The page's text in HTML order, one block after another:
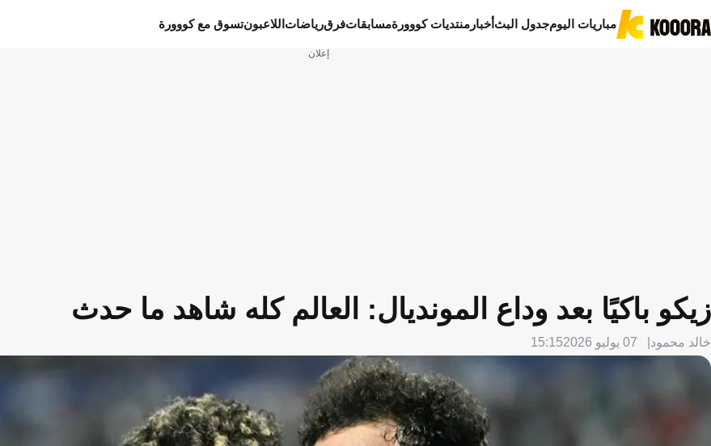
مباريات اليومجدول البثأخبار منتديات كووورةمسابقاتفرقرياضات اللاعبونتسوق مع كووورة
إعلان
زيكو باكيًا بعد وداع المونديال: العالم كله شاهد ما حدث
خالد محمود 07 يوليو 2026 15:15